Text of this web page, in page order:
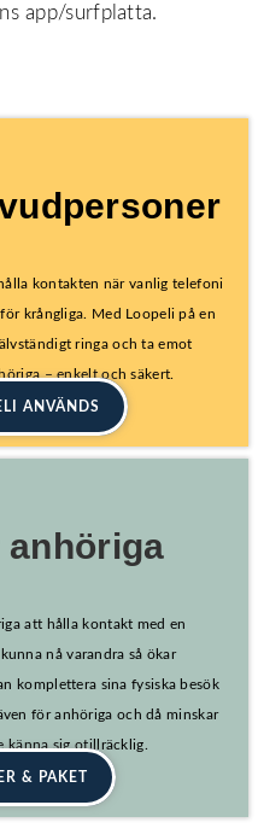
app/surfplatta.
kontakten när vanlig telefoni
krångliga. Med Loopeli på en
ringa och ta emot
– enkelt och säkert.
ANVÄNDS
att hålla kontakt med en
nå varandra så ökar
komplettera sina fysiska besök
för anhöriga och då minskar
känna sig otillräcklig.
& PAKET